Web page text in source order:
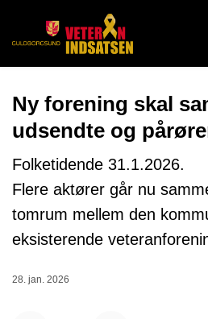
Ny forening skal
udsendte og
Folketidende 31.1.2026.
Flere aktører går nu
tomrum mellem den
eksisterende
28. jan. 2026